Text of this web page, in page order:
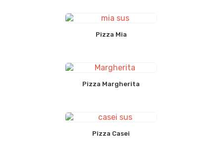
Pizza Mia
Pizza Margherita
Pizza Casei